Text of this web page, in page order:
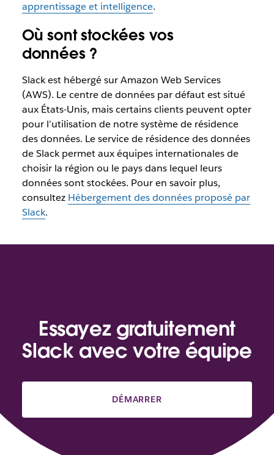
apprentissage et intelligence.
Où sont stockées vos
données ?
Slack est hébergé sur Amazon Web Services
(AWS). Le centre de données par défaut est situé
aux États-Unis, mais certains clients peuvent opter
pour l’utilisation de notre système de résidence
des données. Le service de résidence des données
de Slack permet aux équipes internationales de
choisir la région ou le pays dans lequel leurs
données sont stockées. Pour en savoir plus,
consultez Hébergement des données proposé par
Slack.
Essayez gratuitement
Slack avec votre équipe
DÉMARRER